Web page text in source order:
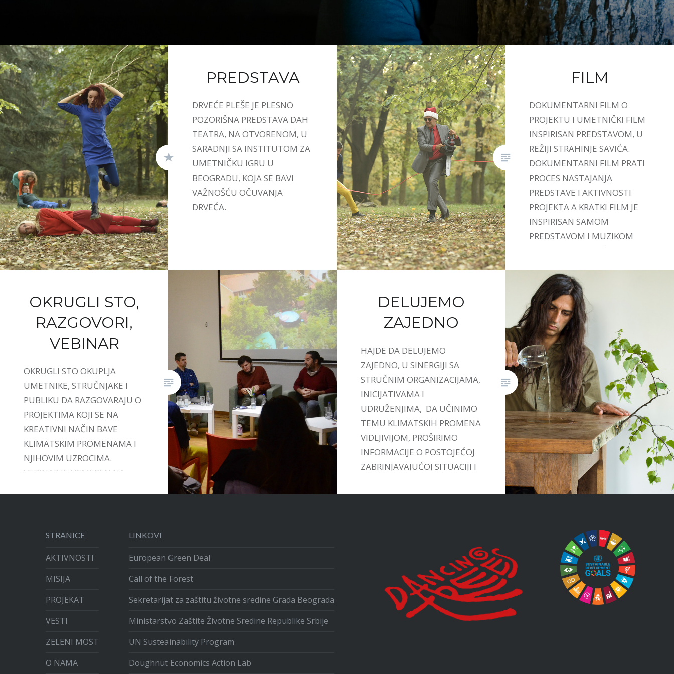
PREDSTAVA
DRVEĆE PLEŠE JE PLESNO
POZORIŠNA PREDSTAVA DAH
TEATRA, NA OTVORENOM, U
SARADNJI SA INSTITUTOM ZA
UMETNIČKU IGRU U
BEOGRADU, KOJA SE BAVI
VAŽNOŠĆU OČUVANJA
DRVEĆA.
FILM
DOKUMENTARNI FILM O
PROJEKTU I UMETNIČKI FILM
INSPIRISAN PREDSTAVOM, U
REŽIJI STRAHINJE SAVIĆA.
DOKUMENTARNI FILM PRATI
PROCES NASTAJANJA
PREDSTAVE I AKTIVNOSTI
PROJEKTA A KRATKI FILM JE
INSPIRISAN SAMOM
PREDSTAVOM I MUZIKOM
OKRUGLI STO,
RAZGOVORI,
VEBINAR
OKRUGLI STO OKUPLJA
UMETNIKE, STRUČNJAKE I
PUBLIKU DA RAZGOVARAJU O
PROJEKTIMA KOJI SE NA
KREATIVNI NAČIN BAVE
KLIMATSKIM PROMENAMA I
NJIHOVIM UZROCIMA.
VEBINAR JE USMEREN NA
INICIJATIVA.
DELUJEMO
ZAJEDNO
HAJDE DA DELUJEMO
ZAJEDNO, U SINERGIJI SA
STRUČNIM ORGANIZACIJAMA,
INICIJATIVAMA I
UDRUŽENJIMA, DA UČINIMO
TEMU KLIMATSKIH PROMENA
VIDLJIVIJOM, PROŠIRIMO
INFORMACIJE O POSTOJEĆOJ
ZABRINJAVAJUĆOJ SITUACIJI I
POSTOJEĆIM INICIJATIVAMA
STRANICE
AKTIVNOSTI
MISIJA
PROJEKAT
VESTI
ZELENI MOST
O NAMA
LINKOVI
European Green Deal
Call of the Forest
Sekretarijat za zaštitu životne sredine Grada Beograda
Ministarstvo Zaštite Životne Sredine Republike Srbije
UN Susteainability Program
Doughnut Economics Action Lab